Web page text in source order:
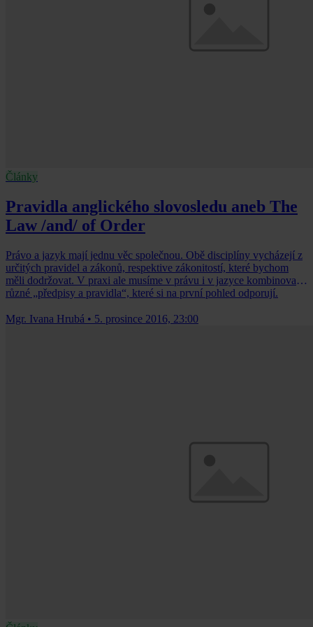
Články
Pravidla anglického slovosledu aneb The
Law /and/ of Order
Právo a jazyk mají jednu věc společnou. Obě disciplíny vycházejí z
určitých pravidel a zákonů, respektive zákonitostí, které bychom
měli dodržovat. V praxi ale musíme v právu i v jazyce kombinovat
různé „předpisy a pravidla“, které si na první pohled odporují.
Mgr. Ivana Hrubá • 5. prosince 2016, 23:00